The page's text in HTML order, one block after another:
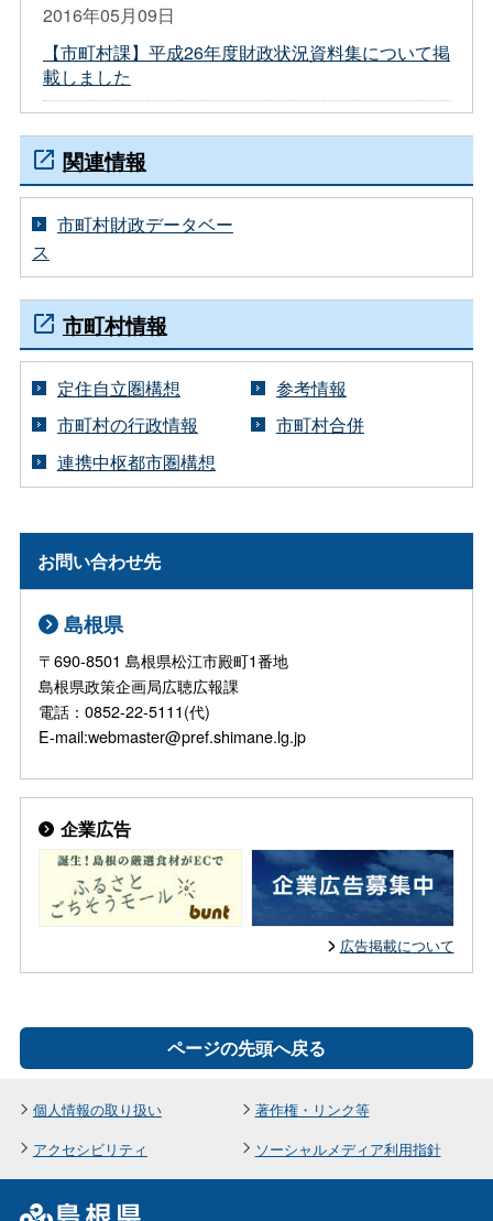
2016年05月09日
【市町村課】平成26年度財政状況資料集について掲
載しました
関連情報
市町村財政データベー
ス
市町村情報
定住自立圏構想
参考情報
市町村の行政情報
市町村合併
連携中枢都市圏構想
お問い合わせ先
島根県
〒690-8501 島根県松江市殿町1番地
島根県政策企画局広聴広報課
電話：0852-22-5111(代)
E-mail:webmaster@pref.shimane.lg.jp
企業広告
広告掲載について
ページの先頭へ戻る
個人情報の取り扱い
著作権・リンク等
アクセシビリティ
ソーシャルメディア利用指針